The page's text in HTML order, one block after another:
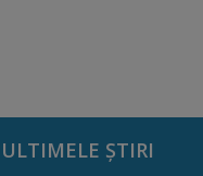
ULTIMELE ȘTIRI